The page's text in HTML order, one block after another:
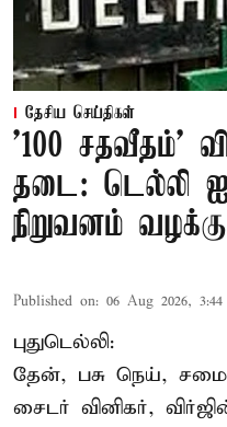
தேசிய செய்திகள்
'100 சதவீதம்'
தடை: டெல்லி
நிறுவனம் வழக்கு
Published on: 06 Aug 2026,
புதுடெல்லி:
தேன், பசு நெய்,
சைடர் வினிகர்,